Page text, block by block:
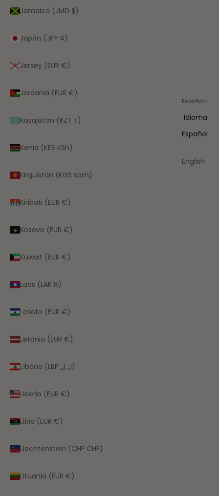
Jamaica (JMD $)
Japón (JPY ¥)
Jersey (EUR €)
Jordania (EUR €)
Kazajistán (KZT ₸)
Kenia (KES KSh)
Kirguistán (KGS som)
Kiribati (EUR €)
Kosovo (EUR €)
Kuwait (EUR €)
Laos (LAK ₭)
Lesoto (EUR €)
Letonia (EUR €)
Líbano (LBP ل.ل)
Liberia (EUR €)
Libia (EUR €)
Liechtenstein (CHF CHF)
Lituania (EUR €)
Español
Idioma
Español
English